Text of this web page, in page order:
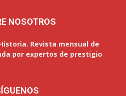
NOSOTROS
Revista mensual de
por expertos de prestigio